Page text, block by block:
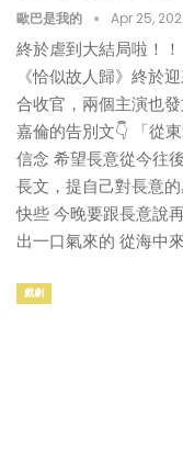
歐巴是我的 Apr 25,
終於虐到大結局啦！
《恰似故人歸》終於
合收官，兩個主演也
嘉倫的告別文👇 「從
信念 希望長意從今往
長文，提自己對長意
快些 今晚要跟長意說
出一口氣來的 從海中
戲劇